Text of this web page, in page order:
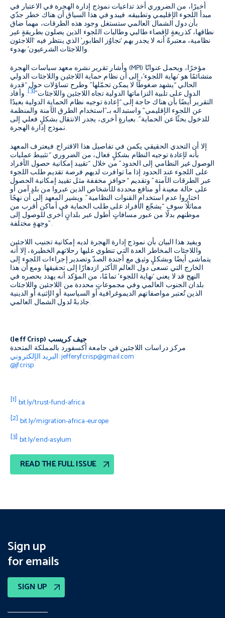
أخيرًا، من الضروري أخذ تداعيات نموذج إدارة الهجرة في الاعتبار في
مبدأ اللجوء الإقليمي وتطبيقه. فيبدو في هذا السياق أن هناك خطر جدّي
بأن دول الشمال العالمي ستستغل وجود هذه الطرقات، مهما ضاق
نطاقها، كذريعةٍ لإقصاء طالبي وطالبات اللجوء الذين يصلون بطريقةٍ غير
نظامية، معتبرةً أنه لا يجدر بهم ‘تجاوُز الطابور’ الذي ينتظر فيه ‘اللاجئون
واللاجئات الشرعيون’ بهدوء.
وأشار تقرير نشره معهد سياسات الهجرة (MPI) مؤخرًا، ويحمل عنوانًا
متشائمًا هو ‘نهاية اللجوء’، إلى أن نظام حماية اللاجئين واللاجئات الدولي
الحالي “يشهد ضغوطًا لا يمكن تحمّلها” وطرح تساؤلات حول “قدرة
الدول على تلبية التزاماتها الدولية تجاه اللاجئين واللاجئات”[3] . وأفاد
التقرير أيضًا بأن هناك حاجة إلى “إعادة توجيه نظام الحماية الدولية بعيدًا
عن اللجوء الإقليمي” واستبداله بـ”استخدام الطرق الآمنة والمنظمة
للدخول بحثًا عن الحماية”. بعبارةٍ أخرى، يجدر الانتقال بشكلٍ فعلي إلى
نموذج إدارة الهجرة.
إلا أن التحدي الحقيقي يكمن في تفاصيل هذا الاقتراح. فيعترف المعهد
بأنه لإعادة توجيه النظام بشكلٍ فعال، من الضروري “تثبيط عمليات
الوصول غير النظامي إلى الحدود” من خلال “تقييد إمكانية حصول الأفراد
على اللجوء عند الحدود إذا ما توافرت لديهم فرصة تقديم طلب اللجوء
عبر الطرقات الآمنة” وتقديم “حوافز مخففة مثل تقييد إمكانية الحصول
على حالة معينة أو منافع محددة للأشخاص الذين عبروا من بلدٍ آمن أو
اختاروا عدم استخدام القنوات النظامية”. ويشير المعهد إلى أن نهجًا
مماثلًا سوف “يشجّع الأفراد على طلب الحماية في أماكن أقرب من
موطنهم بدلًا من عبور مسافاتٍ أطول عبر بلدانٍ أخرى للوصول إلى
وجهةٍ مختلفة”.
ويفيد هذا البيان بأن نموذج إدارة الهجرة لديه إمكانية تجنيب اللاجئين
واللاجئات المخاطر العدة التي تنطوي عليها رحلاتهم الخطيرة، إلا أنه
يتماشى أيضًا وبشكلٍ وثيق مع أجندة الصدّ وتصدير إجراءات اللجوء إلى
الخارج التي تسعى دول العالم الأكثر ازدهارًا إلى تحقيقها. ومع أن هذا
النهج قد لا يعني ‘نهاية اللجوء’ تمامًا، من المؤكد أنه يهدد بحصره في
بلدان الجنوب العالمي وفي مجموعاتٍ محددة من اللاجئين واللاجئات
الذين تُعتبر مواصفاتهم الديموغرافية أو السياسية أو الإثنية أو الدينية
جاذبةً لدول الشمال العالمي.
(Jeff Crisp) جيف كريسب
مركز دراسات اللاجئين في جامعة أكسفورد بالمملكة المتحدة
البريد الإلكتروني: jefferyfcrisp@gmail.com
@jfcrisp
[1] bit.ly/trust-fund-africa
[2] bit.ly/migration-africa-europe
[3] bit.ly/end-asylum
READ THE FULL ISSUE
Sign up
for emails
SIGN UP